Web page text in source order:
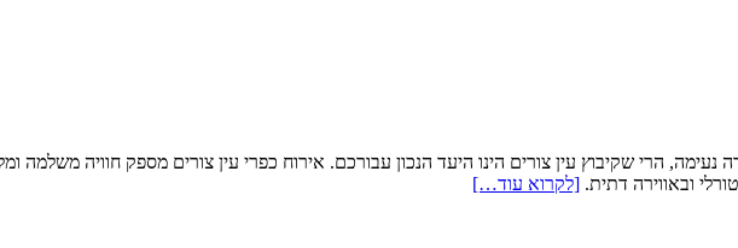
הרי שקיבוץ עין צורים הינו היעד הנכון עבורכם. אירוח כפרי עין צורים מספק חוויה משלמה
ובאווירה דתית. [לקרוא עוד…]